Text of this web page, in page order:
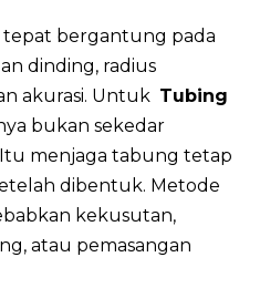
tepat bergantung pada
dinding, radius
akurasi. Untuk Tubing
bukan sekedar
menjaga tabung tetap
dibentuk. Metode
kekusutan,
atau pemasangan